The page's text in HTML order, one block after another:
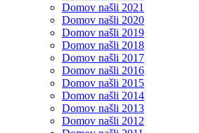
Domov našli 2021
Domov našli 2020
Domov našli 2019
Domov našli 2018
Domov našli 2017
Domov našli 2016
Domov našli 2015
Domov našli 2014
Domov našli 2013
Domov našli 2012